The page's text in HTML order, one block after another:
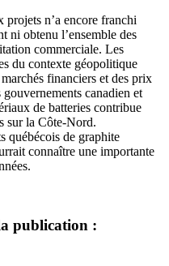
projets n’a encore franchi
ni obtenu l’ensemble des
commerciale. Les
du contexte géopolitique
financiers et des prix
canadien et
de batteries contribue
sur la Côte-Nord.
québécois de graphite
connaître une importante
publication :